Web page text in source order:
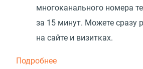
многоканального номера
за 15 минут. Можете сразу
на сайте и визитках.
Подробнее